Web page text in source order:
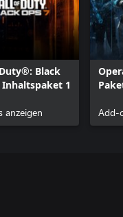
Black
Inhaltspaket 1
anzeigen
Add-